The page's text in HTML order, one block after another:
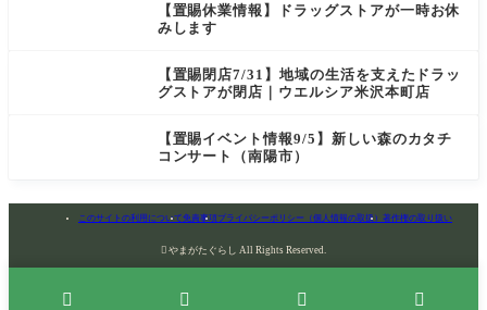
【置賜休業情報】ドラッグストアが一時お休
みします
【置賜閉店7/31】地域の生活を支えたドラッ
グストアが閉店｜ウエルシア米沢本町店
【置賜イベント情報9/5】新しい森のカタチ
コンサート（南陽市）
このサイトの利用について免責事項プライバシーポリシー（個人情報の取扱） 著作権の取り扱い
 やまがたぐらし All Rights Reserved.
   